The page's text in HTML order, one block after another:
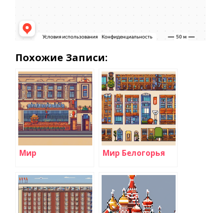
Похожие Записи:
Мир Мир Белогорья